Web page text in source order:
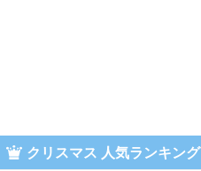
クリスマス 人気ランキング